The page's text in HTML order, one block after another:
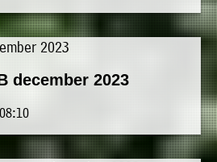
december 2023